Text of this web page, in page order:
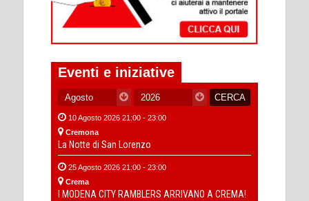
Eventi e iniziative
10 Agosto 2026 21:00 - 23:00
Cremona
La Notte di San Lorenzo
25 Agosto 2026 21:00 - 23:00
Crema
I MODENA CITY RAMBLERS ARRIVANO A CREMA!